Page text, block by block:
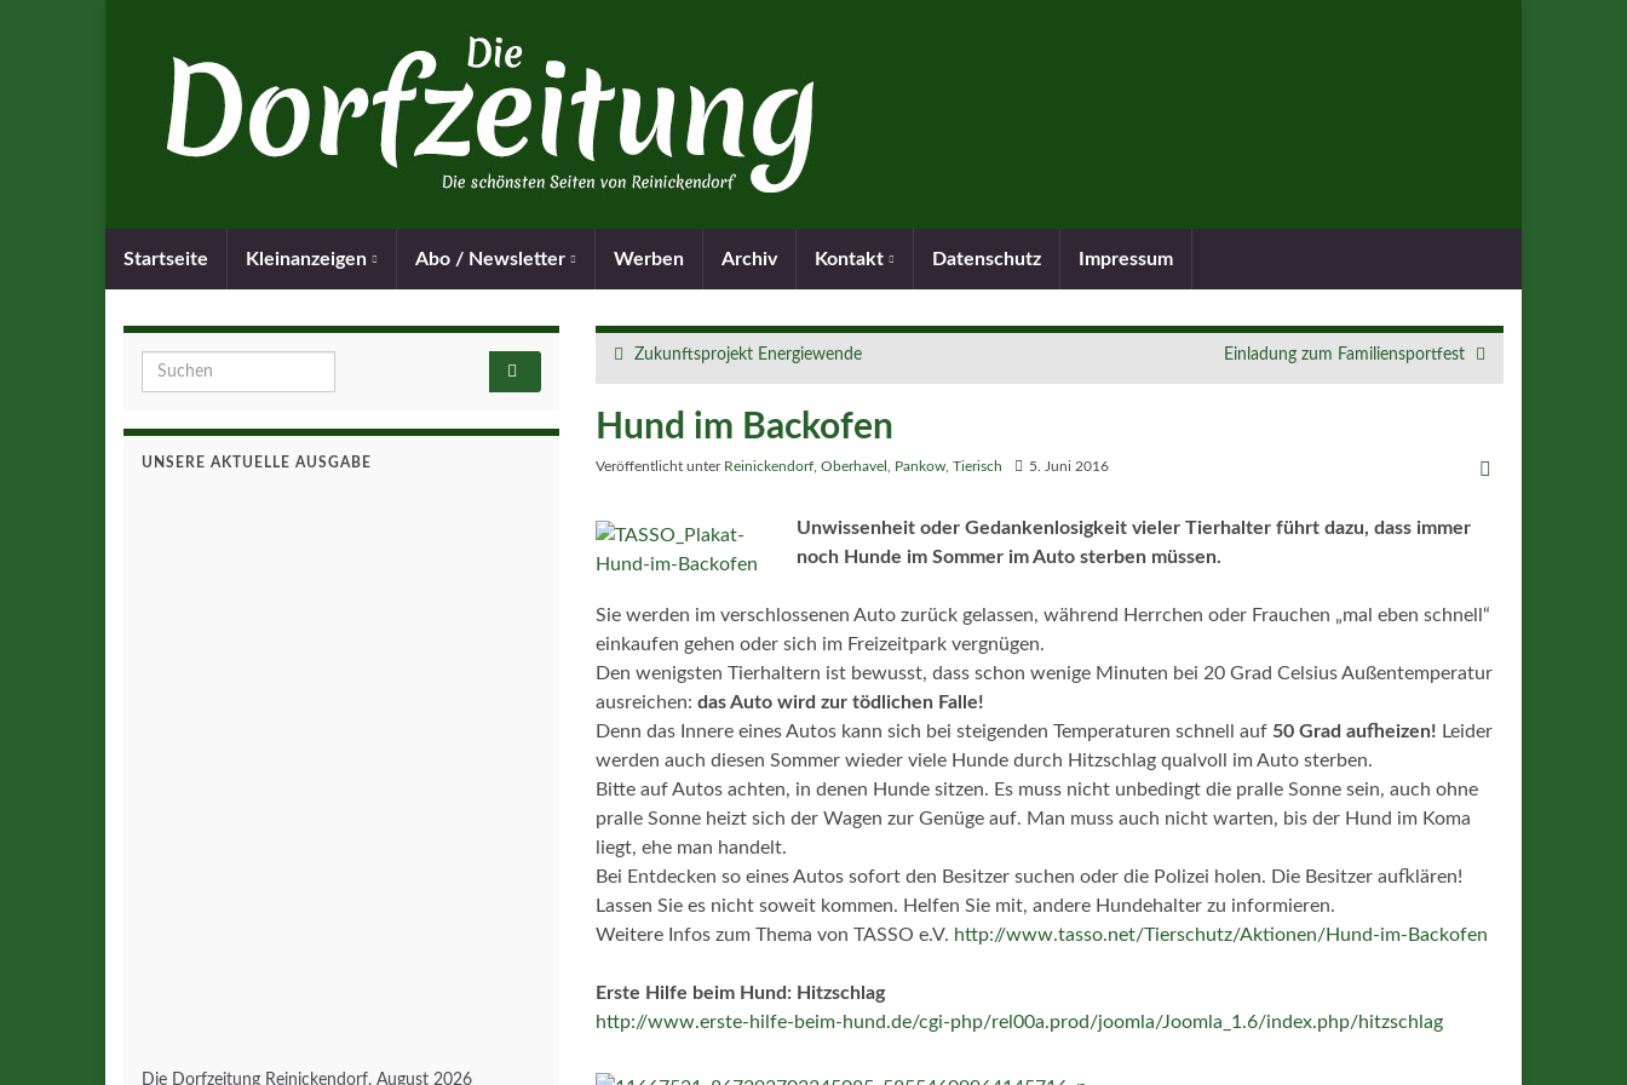
Startseite Kleinanzeigen Abo / Newsletter Werben Archiv Kontakt Datenschutz Impressum
Zukunftsprojekt Energiewende Einladung zum Familiensportfest
Hund im Backofen
Veröffentlicht unter Reinickendorf Oberhavel Pankow Tierisch 5. Juni 2016
Unwissenheit oder Gedankenlosigkeit vieler Tierhalter führt dazu, dass immer
noch Hunde im Sommer im Auto sterben müssen.
Sie werden im verschlossenen Auto zurück gelassen, während Herrchen oder Frauchen „mal eben schnell“
einkaufen gehen oder sich im Freizeitpark vergnügen.
Den wenigsten Tierhaltern ist bewusst, dass schon wenige Minuten bei 20 Grad Celsius Außentemperatur
ausreichen: das Auto wird zur tödlichen Falle!
Denn das Innere eines Autos kann sich bei steigenden Temperaturen schnell auf 50 Grad aufheizen! Leider
werden auch diesen Sommer wieder viele Hunde durch Hitzschlag qualvoll im Auto sterben.
Bitte auf Autos achten, in denen Hunde sitzen. Es muss nicht unbedingt die pralle Sonne sein, auch ohne
pralle Sonne heizt sich der Wagen zur Genüge auf. Man muss auch nicht warten, bis der Hund im Koma
liegt, ehe man handelt.
Bei Entdecken so eines Autos sofort den Besitzer suchen oder die Polizei holen. Die Besitzer aufklären!
Lassen Sie es nicht soweit kommen. Helfen Sie mit, andere Hundehalter zu informieren.
Weitere Infos zum Thema von TASSO e.V. http://www.tasso.net/Tierschutz/Aktionen/Hund-im-Backofen
Erste Hilfe beim Hund: Hitzschlag
http://www.erste-hilfe-beim-hund.de/cgi-php/rel00a.prod/joomla/Joomla_1.6/index.php/hitzschlag
Search for:
UNSERE AKTUELLE AUSGABE
Die Dorfzeitung Reinickendorf, August 2026